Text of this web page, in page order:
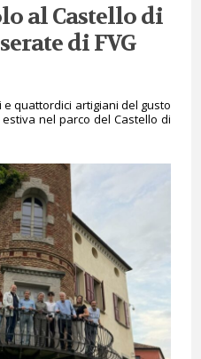
al Castello di
di FVG
quattordici artigiani del gusto
nel parco del Castello di